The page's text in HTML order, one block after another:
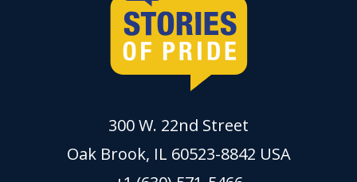
300 W. 22nd Street
Oak Brook, IL 60523-8842 USA